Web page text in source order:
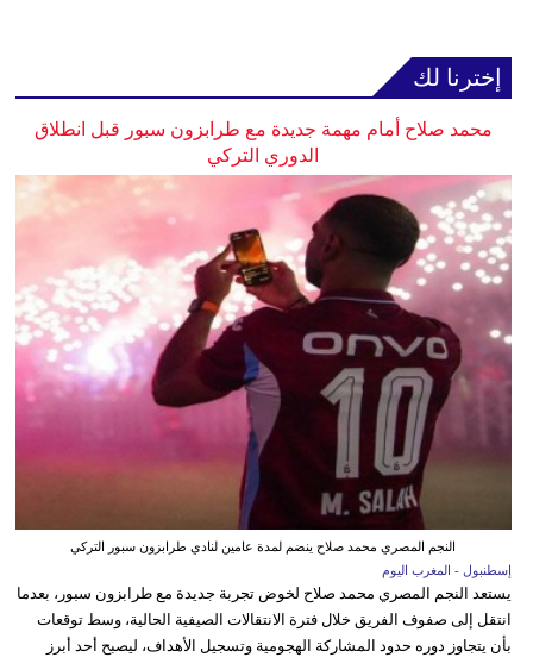
إخترنا لك
محمد صلاح أمام مهمة جديدة مع طرابزون سبور قبل انطلاق
الدوري التركي
النجم المصري محمد صلاح ينضم لمدة عامين لنادي طرابزون سبور التركي
إسطنبول - المغرب اليوم
يستعد النجم المصري محمد صلاح لخوض تجربة جديدة مع طرابزون سبور، بعدما
انتقل إلى صفوف الفريق خلال فترة الانتقالات الصيفية الحالية، وسط توقعات
بأن يتجاوز دوره حدود المشاركة الهجومية وتسجيل الأهداف، ليصبح أحد أبرز